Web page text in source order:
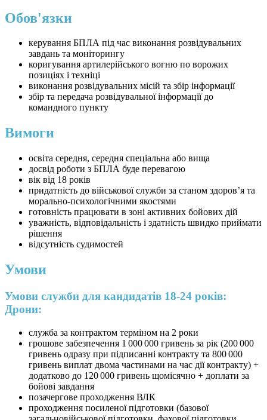
Обов'язки
керування БПЛА під час виконання розвідувальних
завдань та моніторингу
коригування артилерійського вогню по ворожих
позиціях і техніці
виконання розвідувальних місій та збір інформації
збір та передача розвідувальної інформації до
командного пункту
Вимоги
освіта середня, середня спеціальна або вища
досвід роботи з БПЛА буде перевагою
вік від 18 років
придатність до військової служби за станом здоров’я та
морально-психологічними якостями
готовність працювати в зоні активних бойових дій
уважність, відповідальність і здатність швидко приймати
рішення
відсутність судимостей
Умови
Умови служби для кандидатів 18-24 років:
Дрони:
служба за контрактом терміном на 2 роки
грошове забезпечення 1 000 000 гривень за рік (200 000
гривень одразу при підписанні контракту та 800 000
гривень виплат двома частинами на час дії контракту) +
додатково до 120 000 гривень щомісячно + доплати за
бойові завдання
позачергове проходження ВЛК
проходження посиленої підготовки (базової